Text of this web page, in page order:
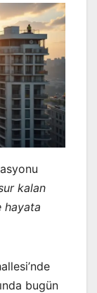
kalan
hayata
bugün